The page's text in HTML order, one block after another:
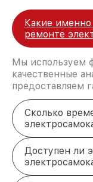
своевременно
Каждый этап
технических
записи на
нами по
наш сервисный
корп. 4.
Какие именно
ремонте
Мы используем
качественные
предоставляем
Сколько
Доступен ли